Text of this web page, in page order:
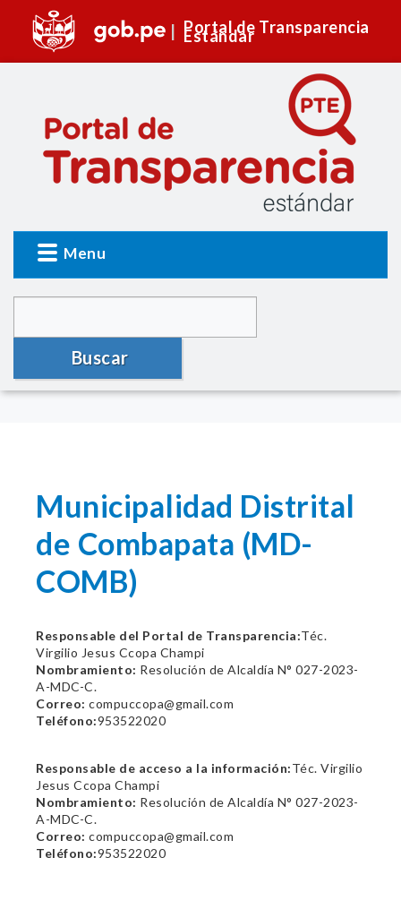
Portal de Transparencia
Estándar
Menu
Buscar
Municipalidad Distrital
de Combapata (MD-
COMB)
Responsable del Portal de Transparencia:Téc.
Virgilio Jesus Ccopa Champi
Nombramiento: Resolución de Alcaldía N° 027-2023-
A-MDC-C.
Correo: compuccopa@gmail.com
Teléfono:953522020
Responsable de acceso a la información:Téc. Virgilio
Jesus Ccopa Champi
Nombramiento: Resolución de Alcaldía N° 027-2023-
A-MDC-C.
Correo: compuccopa@gmail.com
Teléfono:953522020